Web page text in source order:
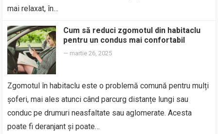
mai relaxat, în…
Cum să reduci zgomotul din habitaclu
pentru un condus mai confortabil
— martie 26, 2025
Zgomotul în habitaclu este o problemă comună pentru mulți
șoferi, mai ales atunci când parcurg distanțe lungi sau
conduc pe drumuri neasfaltate sau aglomerate. Acesta
poate fi deranjant și poate…